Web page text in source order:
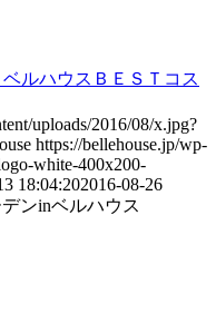
ルハウスＢＥＳＴコス
uploads/2016/08/x.jpg?
https://bellehouse.jp/wp-
white-400x200-
18:04:202016-08-26
ンinベルハウス